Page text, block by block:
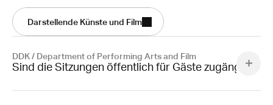
Darstellende Künste und Film
DDK / Department of Performing Arts and Film
Sind die Sitzungen öffentlich für Gäste zugängig?